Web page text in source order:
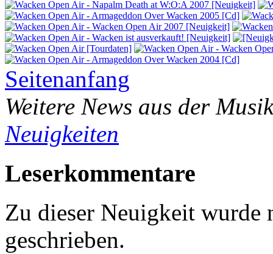
Seitenanfang
Weitere News aus der
Neuigkeiten
Leserkommentare
Zu dieser Neuigkeit wurde
geschrieben.